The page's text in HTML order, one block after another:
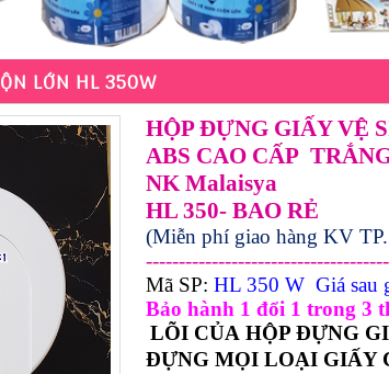
LỚN HL 350W
HỘP ĐỰNG GIẤY VỆ
ABS CAO CẤP
NK Malaisya
HL 350- BAO RẺ
(Miễn phí giao hàng KV
Mã SP:HL 350 W Giá sau
Bảo hành 1 đổi 1 trong 3
LÕI CỦAHỘP ĐỰNG
ĐỰNG MỌI LOẠI GIẤY